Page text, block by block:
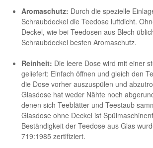
Aromaschutz: Durch die spezielle
Schraubdeckel die Teedose luftdicht.
Deckel, wie bei Teedosen aus Blech
Schraubdeckel besten Aromaschutz.
Reinheit: Die leere Dose wird mit einer
geliefert: Einfach öffnen und gleich den
die Dose vorher auszuspülen und
Glasdose hat weder Nähte noch
denen sich Teeblätter und Teestaub
Glasdose ohne Deckel ist
Beständigkeit der Teedose aus Glas
719:1985 zertifiziert.